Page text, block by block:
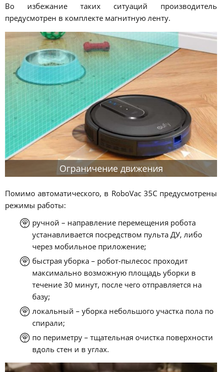
Во избежание таких ситуаций производитель
предусмотрен в комплекте магнитную ленту.
Ограничение движения
Помимо автоматического, в RoboVac 35C предусмотрены
режимы работы:
ручной – направление перемещения робота
устанавливается посредством пульта ДУ, либо
через мобильное приложение;
быстрая уборка – робот-пылесос проходит
максимально возможную площадь уборки в
течение 30 минут, после чего отправляется на
базу;
локальный – уборка небольшого участка пола по
спирали;
по периметру – тщательная очистка поверхности
вдоль стен и в углах.